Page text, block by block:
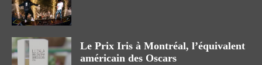
Le Prix Iris à Montréal, l’équivalent
américain des Oscars